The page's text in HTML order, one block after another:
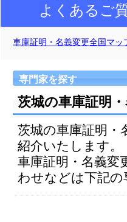
車庫証明・名義変更全国マッ
専門家を探す
茨城の車庫証明
茨城の車庫証明・
紹介いたします。
車庫証明・名義変
わせなどは下記
よくあるご